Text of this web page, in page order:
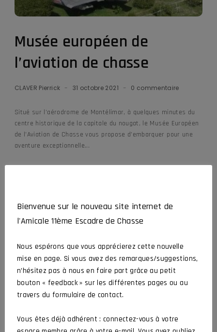
Musée européen de
l’aviation de chasse
CLAVER Pierrick 31 octobre 2021 0 commentaire
Situé sur l’aérodrome de Montélimar, à quelques minutes du
centre historique de la capitale du nougat, le Musée Européen
de l’Aviation de Chasse vous propose d’embarquer pour une
aventure exceptionnelle...
Bienvenue sur le nouveau site internet de
l'Amicale 11ème Escadre de Chasse
Nous espérons que vous apprécierez cette nouvelle
mise en page. Si vous avez des remarques/suggestions,
n’hésitez pas à nous en faire part grâce au petit
bouton « feedback » sur les différentes pages ou au
travers du formulaire de contact.
Vous êtes déjà adhérent : connectez-vous à votre